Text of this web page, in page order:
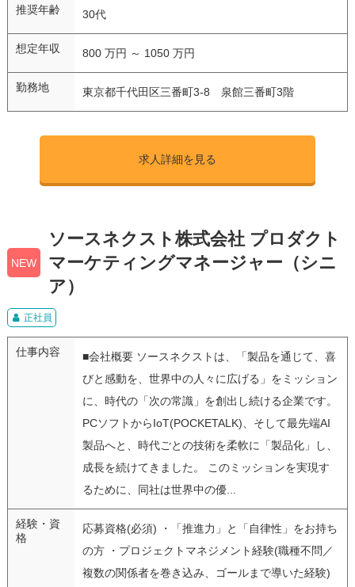
推奨年齢 30代
想定年収 800 万円 ～ 1050 万円
勤務地 東京都千代田区三番町3-8 泉館三番町3階
求人詳細を見る
NEW
ソースネクスト株式会社 プロダクト
マーケティングマネージャー（シニ
ア）
正社員
仕事内容
■会社概要 ソースネクストは、「製品を通じて、喜
びと感動を、世界中の人々に広げる」をミッション
に、時代の「次の常識」を創出し続ける企業です。
PCソフトからIoT(POCKETALK)、そして最先端AI
製品へと、時代ごとの技術を柔軟に「製品化」し、
成長を続けてきました。 このミッションを実現す
るために、同社は世界中の優...
経験・資
格
応募資格(必須) ・「推進力」と「自律性」をお持ち
の方 ・プロジェクトマネジメント経験(職種不問／
複数の関係者を巻き込み、ゴールまで導いた経験)